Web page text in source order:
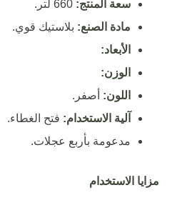
سعة المنتج:
مادة الصنع: بلاستيك قوي.
الأبعاد:
الوزن:
اللون: أصفر.
آلية الاستخدام: فتح الغطاء.
مدعومة بأربع عجلات.
مزايا الاستخدام